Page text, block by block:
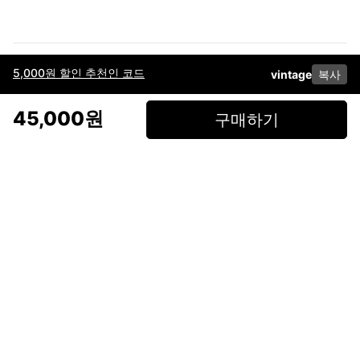
5,000원 할인 추천인 코드 vintage 복사
45,000원 구매하기
이용약관고객센터판매개인정보 처리방침사업자 정보다운로드
페이스북